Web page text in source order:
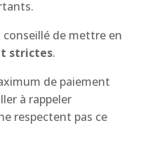
conseillé de mettre en
strictes.
de paiement
à rappeler
respectent pas ce